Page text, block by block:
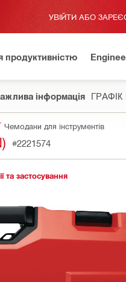
УВІЙТИ АБО
продуктивністю
інформація
Чемодани для інструментів
#2221574
та застосування